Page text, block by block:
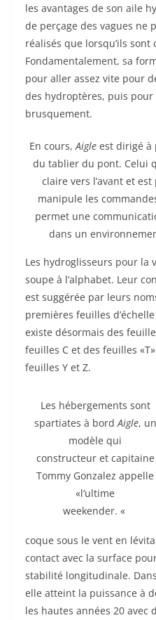
les avantages de son aile
de perçage des vagues ne
réalisés que lorsqu’ils sont
Fondamentalement, sa
pour aller assez vite pour
des hydroptères, puis
brusquement.
En cours,Aigleest dirigé à
du tablier du pont. Celui
claire vers l’avant et
manipule les
permet une
dans un
Les hydroglisseurs pour la
soupe à l’alphabet. Leur
est suggérée par leurs
premières feuilles
existe désormais des
feuilles C et des feuilles
feuilles Y et Z.
Les hébergements sont
spartiates à bordAigle, un
modèle qui
constructeur et capitaine
Tommy Gonzalez appelle
«l’ultime
weekender. «
coque sous le vent en
contact avec la surface
stabilité longitudinale.
elle atteint la puissance à
les hautes années 20 avec